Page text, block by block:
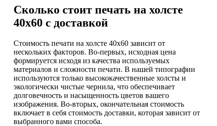
Сколько стоит печать на холсте
40х60 с доставкой
Стоимость печати на холсте 40х60 зависит от
нескольких факторов. Во-первых, исходная цена
формируется исходя из качества используемых
материалов и сложности печати. В нашей типографии
используются только высококачественные холсты и
экологически чистые чернила, что обеспечивает
долговечность и насыщенность цветов вашего
изображения. Во-вторых, окончательная стоимость
включает в себя стоимость доставки, которая зависит от
выбранного вами способа.